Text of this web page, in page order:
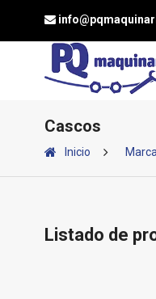
Cascos
Inicio
Listado de